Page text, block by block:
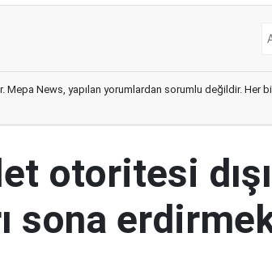
News, yapılan yorumlardan sorumlu değildir. Her
otoritesi
sona